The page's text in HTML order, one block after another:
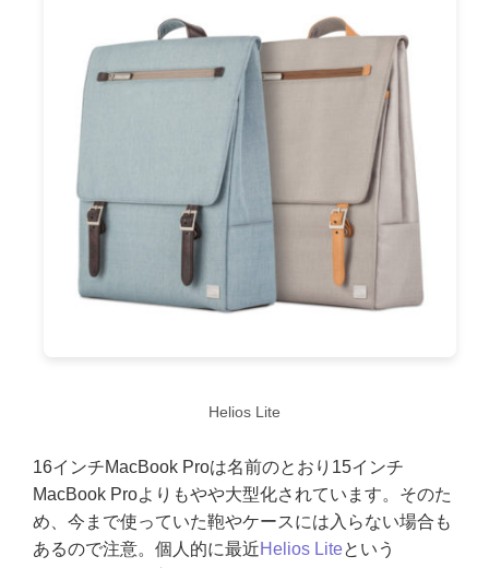
Helios Lite
16インチMacBook Proは名前のとおり15インチ
MacBook Proよりもやや大型化されています。そのた
め、今まで使っていた鞄やケースには入らない場合も
あるので注意。個人的に最近Helios Liteという